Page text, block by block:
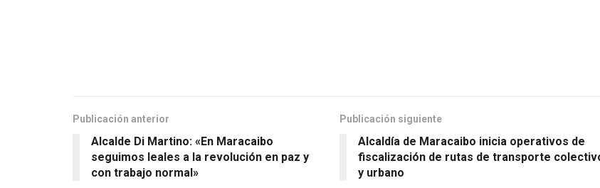
Publicación anterior
Alcalde Di Martino: «En Maracaibo
seguimos leales a la revolución en paz y
con trabajo normal»
Publicación siguiente
Alcaldía de Maracaibo inicia operativos de
fiscalización de rutas de transporte
y urbano